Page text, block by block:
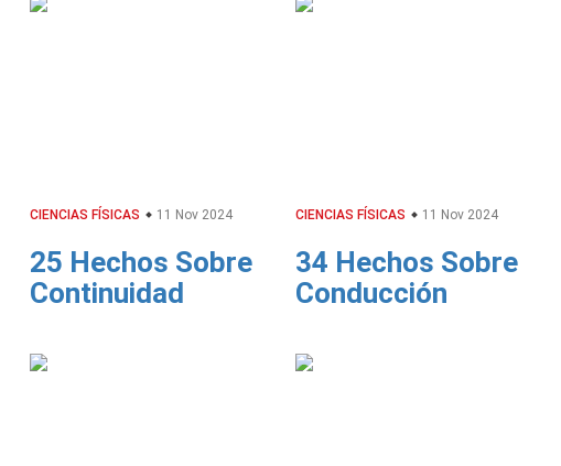
CIENCIAS FÍSICAS 11 Nov 2024
25 Hechos Sobre
Continuidad
CIENCIAS FÍSICAS 11 Nov 2024
34 Hechos Sobre
Conducción